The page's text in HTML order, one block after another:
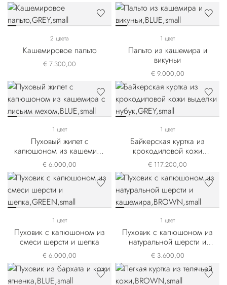
2 цвета
Кашемировое пальто
€ 7.300,00
1 цвет
Пальто из кашемира и
викуньи
€ 9.000,00
1 цвет
Пуховый жилет с
капюшоном из кашемира
с лисьим мехом
€ 6.000,00
1 цвет
Байкерская куртка из
крокодиловой кожи
выделки нубук
€ 117.200,00
1 цвет
Пуховик с капюшоном из
смеси шерсти и шелка
€ 6.000,00
1 цвет
Пуховик с капюшоном из
натуральной шерсти и
кашемира
€ 3.600,00